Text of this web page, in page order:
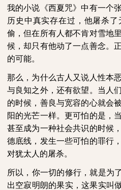
我的小说《西夏咒》中有一个
历史中真实存在过，他屠杀
偷，但在所有人都不肯对雪地
候，却只有他动了一点善念。
的可能。
那么，为什么古人又说人性本
与良知之外，还有欲望。当人
的时候，善良与宽容的心就会
阳的光芒一样。更可怕的是，
甚至成为一种社会共识的时候
德底线，发生一些可怕的罪行
对犹太人的屠杀。
所以，你一切的修行，就是为
出空寂明朗的果实，这果实叫